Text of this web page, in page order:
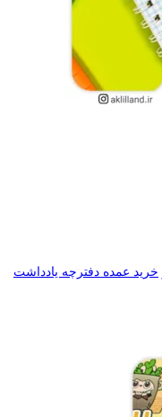
خرید عمده دفترچه یادداشت